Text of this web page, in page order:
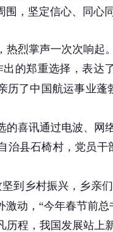
围，坚定信心、同心
热烈掌声一次次响起
出的郑重选择，表达
历了中国航运事业
的喜讯通过电波、网
治县石椅村，党员
到乡村振兴，乡亲
激动，“今年春节前
历程，我国发展站上